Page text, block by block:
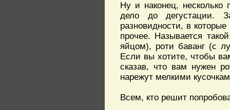
Ну и наконец, несколько
дело до дегустации.
разновидности, в
прочее. Называется
яйцом), роти баванг (с
Если вы хотите, чтобы
сказав, что вам нужен
нарежут мелкими
Всем, кто решит